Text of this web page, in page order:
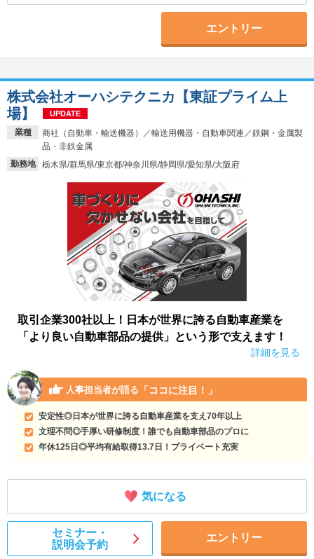
エントリー
業種
商社（自動車・輸送機器）／輸送用機器・自動車関連／鉄鋼・金属製
品・非鉄金属
勤務地
栃木県/群馬県/東京都/神奈川県/静岡県/愛知県/大阪府
株式会社オーハシテクニカ【東証プライム上
場】
UPDATE
取引企業300社以上！日本が世界に誇る自動車産業を
「より良い自動車部品の提供」という形で支えます！
詳細を見る
人事担当者が語る 「ココに注目！」
安定性◎日本が世界に誇る自動車産業を支え70年以上
文理不問◎手厚い研修制度！誰でも自動車部品のプロに
年休125日◎平均有給取得13.7日！プライベート充実
気になる
セミナー・
説明会予約
エントリー